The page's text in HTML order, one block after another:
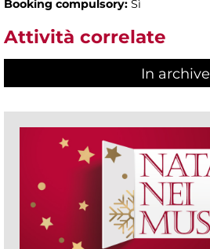
Booking compulsory: Sì
Attività correlate
In archive